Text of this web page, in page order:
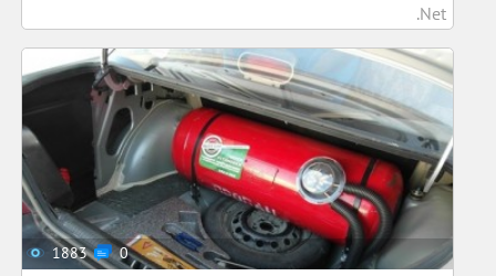
.Net
1883 0